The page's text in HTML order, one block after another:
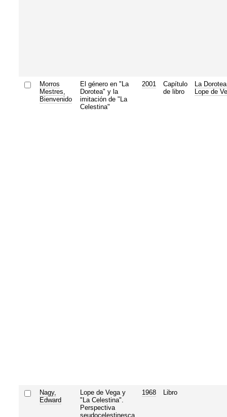
Morros
Mestres,
Bienvenido
El género en "La
Dorotea" y la
imitación de "La
Celestina"
2001
Capítulo
de libro
La
Lope de
Nagy,
Edward
Lope de Vega y
"La Celestina".
Perspectiva
seudocelestinesca
1968 Libro